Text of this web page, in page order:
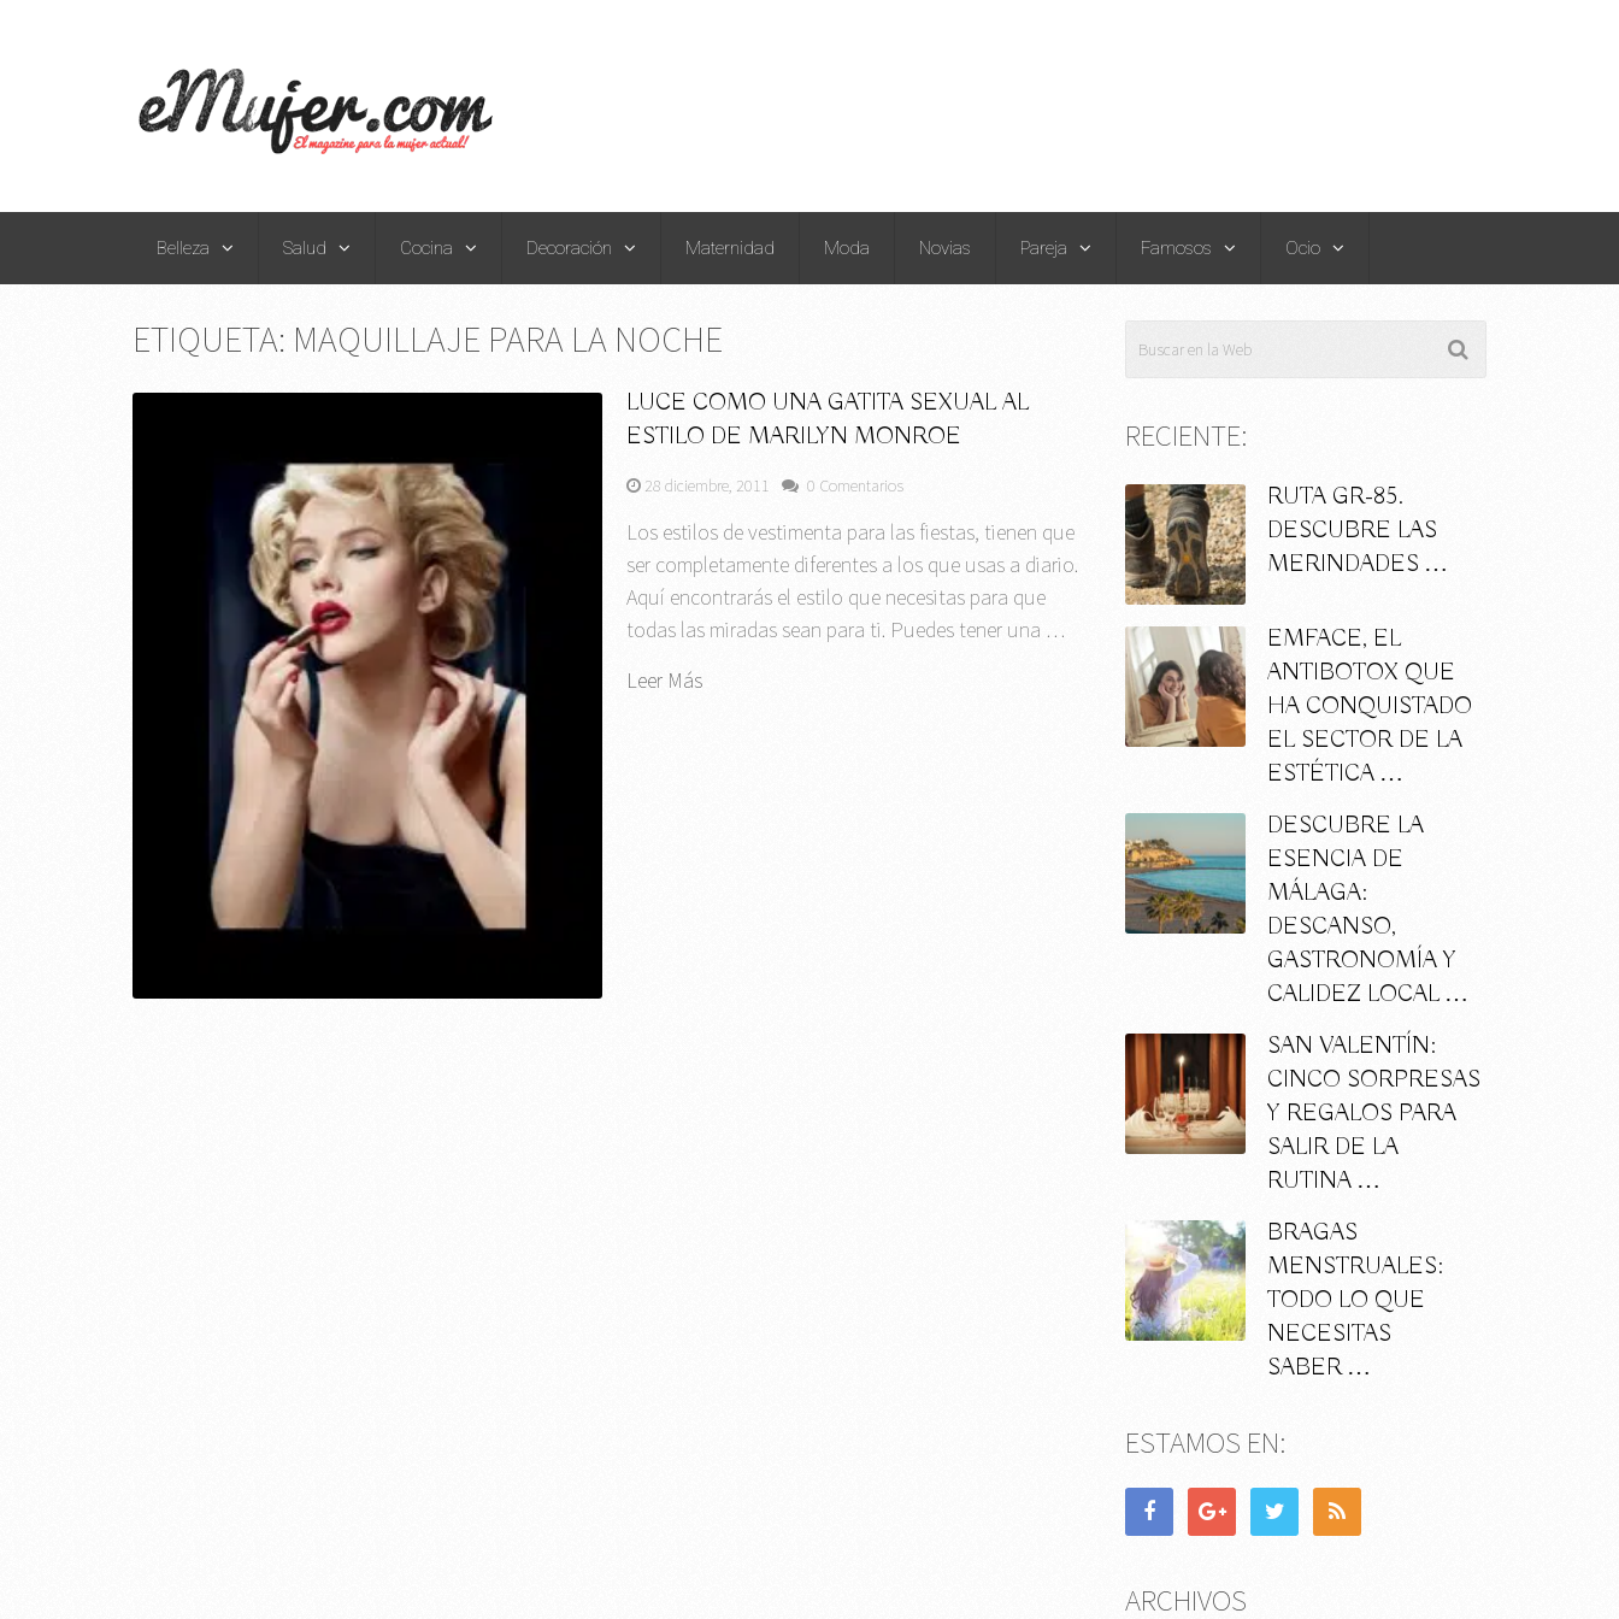
Belleza Salud Cocina Decoración Maternidad Moda Novias Pareja Famosos Ocio
ETIQUETA: MAQUILLAJE PARA LA NOCHE
LUCE COMO UNA GATITA SEXUAL AL
ESTILO DE MARILYN MONROE
28 diciembre, 2011 0 Comentarios
Los estilos de vestimenta para las fiestas, tienen que
ser completamente diferentes a los que usas a diario.
Aquí encontrarás el estilo que necesitas para que
todas las miradas sean para ti. Puedes tener una …
Leer Más
RECIENTE:
RUTA GR-85.
DESCUBRE LAS
MERINDADES …
EMFACE, EL
ANTIBOTOX QUE
HA CONQUISTADO
EL SECTOR DE LA
ESTÉTICA …
DESCUBRE LA
ESENCIA DE
MÁLAGA:
DESCANSO,
GASTRONOMÍA Y
CALIDEZ LOCAL …
SAN VALENTÍN:
CINCO SORPRESAS
Y REGALOS PARA
SALIR DE LA
RUTINA …
BRAGAS
MENSTRUALES:
TODO LO QUE
NECESITAS
SABER …
ESTAMOS EN:
ARCHIVOS